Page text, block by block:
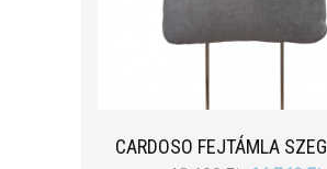
CARDOSO FEJTÁMLA